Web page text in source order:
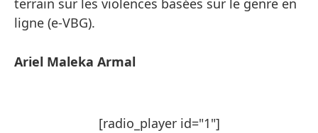
terrain sur les violences basées sur le genre en
ligne (e-VBG).
Ariel Maleka Armal
[radio_player id="1"]